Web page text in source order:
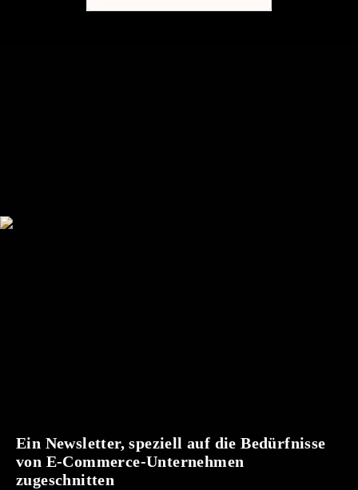
Ein Newsletter, speziell auf die Bedürfnisse
von E-Commerce-Unternehmen
zugeschnitten